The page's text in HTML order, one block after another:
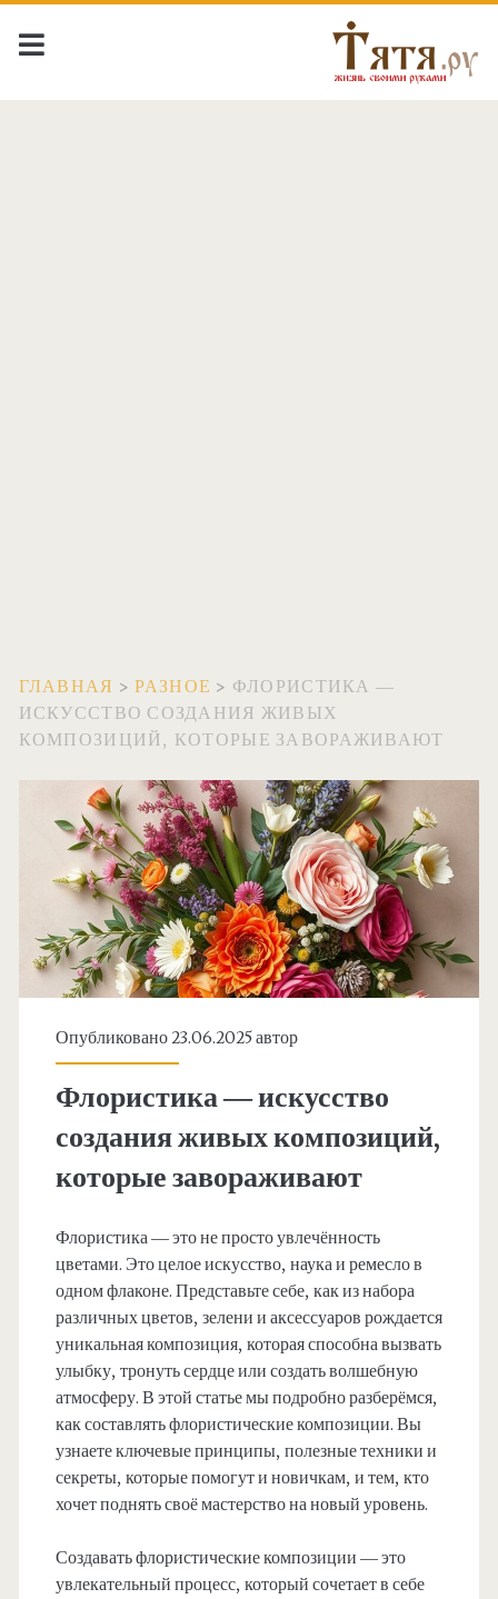
ГЛАВНАЯ >РАЗНОЕ > ФЛОРИСТИКА —
ИСКУССТВО СОЗДАНИЯ ЖИВЫХ
КОМПОЗИЦИЙ, КОТОРЫЕ ЗАВОРАЖИВАЮТ
Опубликовано 23.06.2025 автор
Флористика — искусство
создания живых композиций,
которые завораживают
Флористика — это не просто увлечённость
цветами. Это целое искусство, наука и ремесло в
одном флаконе. Представьте себе, как из набора
различных цветов, зелени и аксессуаров рождается
уникальная композиция, которая способна вызвать
улыбку, тронуть сердце или создать волшебную
атмосферу. В этой статье мы подробно разберёмся,
как составлять флористические композиции. Вы
узнаете ключевые принципы, полезные техники и
секреты, которые помогут и новичкам, и тем, кто
хочет поднять своё мастерство на новый уровень.
Создавать флористические композиции — это
увлекательный процесс, который сочетает в себе